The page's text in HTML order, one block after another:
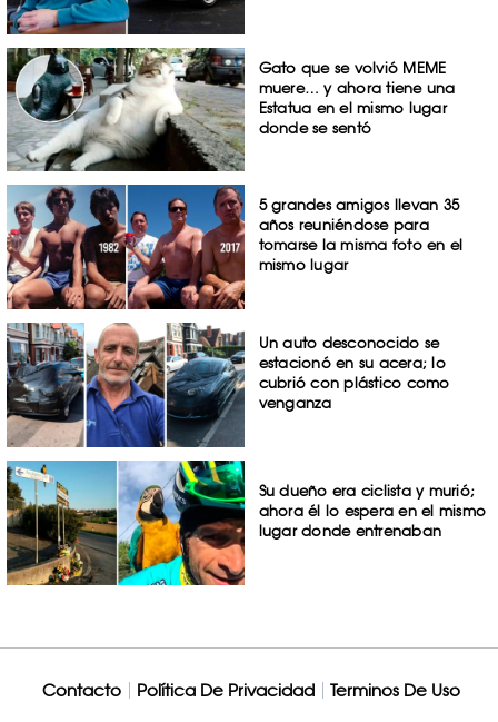
Gato que se volvió MEME
muere… y ahora tiene una
Estatua en el mismo lugar
donde se sentó
5 grandes amigos llevan 35
años reuniéndose para
tomarse la misma foto en el
mismo lugar
Un auto desconocido se
estacionó en su acera; lo
cubrió con plástico como
venganza
Su dueño era ciclista y murió;
ahora él lo espera en el mismo
lugar donde entrenaban
Contacto Política De Privacidad Terminos De Uso